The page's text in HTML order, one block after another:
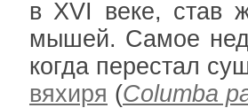
в XVI веке, став
мышей. Самое
когда перестал
вяхиря (Columba